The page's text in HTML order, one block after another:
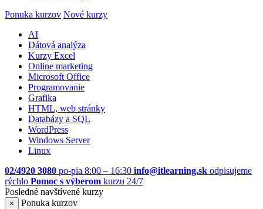
Ponuka kurzov Nové kurzy
AI
Dátová analýza
Kurzy Excel
Online marketing
Microsoft Office
Programovanie
Grafika
HTML, web stránky
Databázy a SQL
WordPress
Windows Server
Linux
02/4920 3080 po-pia 8:00 – 16:30 info@itlearning.sk odpisujeme
rýchlo Pomoc s výberom kurzu 24/7
Posledné navštívené kurzy
×
Ponuka kurzov